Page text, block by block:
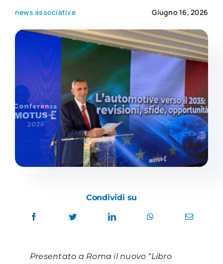
news associative Giugno 16, 2026
Condividi su
Presentato a Roma il nuovo “Libro